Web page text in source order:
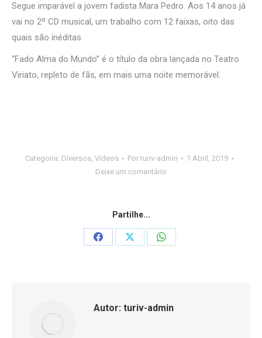
Segue imparável a jovem fadista Mara Pedro. Aos 14 anos já
vai no 2º CD musical, um trabalho com 12 faixas, oito das
quais são inéditas.
“Fado Alma do Mundo” é o título da obra lançada no Teatro
Viriato, repleto de fãs, em mais uma noite memorável.
Categoria: Diversos, Videos Porturiv-admin
1 Abril, 2019
Deixe um comentário
Partilhe...
Share
Share
Share
Autor: turiv-admin